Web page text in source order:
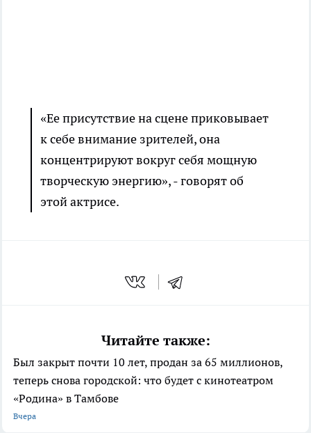
«Ее присутствие на сцене приковывает
к себе внимание зрителей, она
концентрируют вокруг себя мощную
творческую энергию», - говорят об
этой актрисе.
Читайте также:
Был закрыт почти 10 лет, продан за 65 миллионов,
теперь снова городской: что будет с кинотеатром
«Родина» в Тамбове
Вчера